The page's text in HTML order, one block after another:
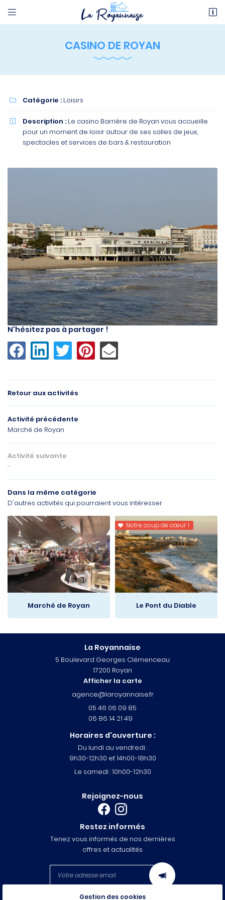

Nos biens
Estimation
de copropriété
– Tourisme
Actualités
Contact

INSCRIPTION
Rejoignez-
5 Boulevard Georges Clémenceau
CASINO DE ROYAN
 Catégorie : Loisirs
 Description : Le casino Barrière de Royan vous accueille
pour un moment de loisir autour de ses salles de jeux,
spectacles et services de bars & restauration
N'hésitez pas à partager !
Retour aux activités
Activité précédente
Marché de Royan
Activité suivante
-
Dans la même catégorie
D'autres activités qui pourraient vous intéresser
Marché de Royan
 Notre coup de cœur !
Le Pont du Diable
La Royannaise
5 Boulevard Georges Clémenceau
17200 Royan
Afficher la carte
05 46 06 09 85
06 86 14 21 49
Horaires d'ouverture :
Du lundi au vendredi :
9h30-12h30 et 14h00-18h30
Le samedi : 10h00-12h30
Rejoignez-nous
Restez informés
Tenez vous informés de nos dernières
offres et actualités
Gestion des cookies